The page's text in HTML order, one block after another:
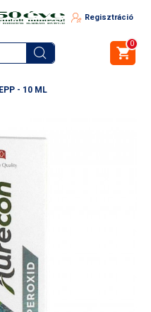
Regisztráció
0
- 10 ML